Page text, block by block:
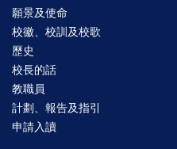
願景及使命
校徽、校訓及校歌
歷史
校長的話
教職員
計劃、報告及指引
申請入讀